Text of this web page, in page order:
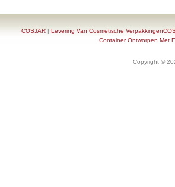
COSJAR | Levering Van Cosmetische
Container Ontworpen Met
Copyright ©